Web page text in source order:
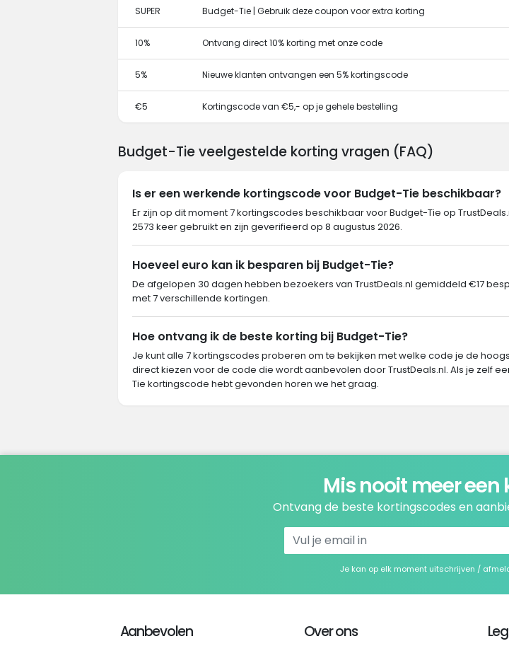
SUPER Budget-Tie | Gebruik deze coupon voor extra korting
10% Ontvang direct 10% korting met onze code
5% Nieuwe klanten ontvangen een 5% kortingscode
€5 Kortingscode van €5,- op je gehele bestelling
Budget-Tie veelgestelde korting vragen (FAQ)
Is er een werkende kortingscode voor Budget-Tie beschikbaar?
Er zijn op dit moment 7 kortingscodes beschikbaar voor Budget-Tie op
2573 keer gebruikt en zijn geverifieerd op 8 augustus 2026.
Hoeveel euro kan ik besparen bij Budget-Tie?
De afgelopen 30 dagen hebben bezoekers van TrustDeals.nl gemiddeld €17
met 7 verschillende kortingen.
Hoe ontvang ik de beste korting bij Budget-Tie?
Je kunt alle 7 kortingscodes proberen om te bekijken met welke code je de
direct kiezen voor de code die wordt aanbevolen door TrustDeals.nl. Als je zelf
Tie kortingscode hebt gevonden horen we het graag.
Mis nooit meer
Ontvang de beste kortingscodes en
Je kan op elk moment uitschrijven /
Aanbevolen Over ons